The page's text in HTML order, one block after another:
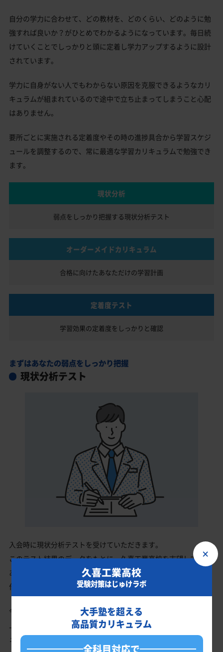
自分の学力に合わせて、どの教材を、どのくらい、どのように勉
強すれば良いか？がひとめでわかるようになっています。毎日続
けていくことでしっかりと頭に定着し学力アップするように設計
されています。
学力に自身がない人でもわからない原因を克服できるようなカリ
キュラムが組まれているので途中で立ち止まってしまうこと心配
はありません。
要所ごとに実施される定着度やその時の進捗具合から学習スケジ
ュールを調整するので、常に最適な学習カリキュラムで勉強でき
ます。
現状分析
弱点をしっかり把握する現状分析テスト
オーダーメイドカリキュラム
合格に向けたあなただけの学習計画
定着度テスト
学習効果の定着度を しっかりと確認
まずはあなたの弱点をしっかり把握
現状分析テスト
入会時に現状分析テストを受けていただきます。
このテスト結果のデータをもとに、久喜工業高校を志望している
あなたに英語・数学・国語・理科・社会の最適なカリキュラムを
作成します。
今の成績・偏差値から久喜工業高校の入試で確実に合格最低点以
上を取る、余裕を持って合格点を取るための勉強法、学習スケジ
ュールを明確にします。
×
久喜工業高校
受験対策はじゅけラボ
大手塾を超える
高品質カリキュラム
全科目対応で